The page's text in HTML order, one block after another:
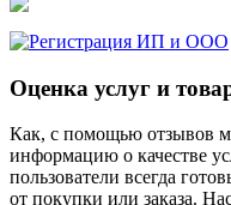
Оценка услуг и
Как, с помощью отзывов
информацию о качестве
пользователи всегда
от покупки или заказа.